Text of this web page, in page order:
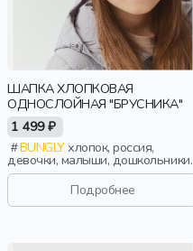
ШАПКА ХЛОПКОВАЯ
ОДНОСЛОЙНАЯ "БРУСНИКА"
1 499 ₽
BUNGLYхлопок, россия,
девочки, малыши, дошкольники,
дети
Подробнее